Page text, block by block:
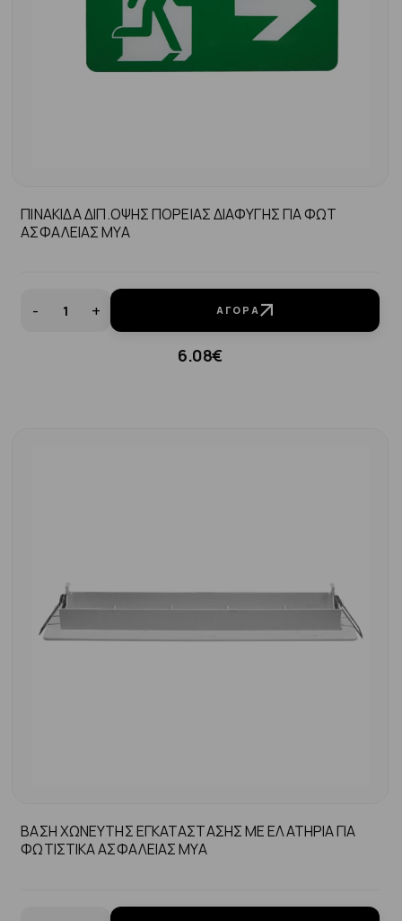
ΠΙΝΑΚΙΔΑ ΔΙΠ.ΟΨΗΣ ΠΟΡΕΙΑΣ ΔΙΑΦΥΓΗΣ ΓΙΑ ΦΩΤ
ΑΣΦΑΛΕΙΑΣ MYA
- + ΑΓΟΡΆ
6.08€
ΒΑΣΗ ΧΩΝΕΥΤΗΣ ΕΓΚΑΤΑΣΤΑΣΗΣ ΜΕ ΕΛΑΤΗΡΙΑ ΓΙΑ
ΦΩΤΙΣΤΙΚΑ ΑΣΦΑΛΕΙΑΣ ΜΥΑ